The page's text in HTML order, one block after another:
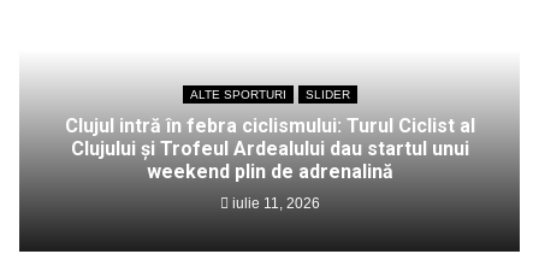
ALTE SPORTURI SLIDER
Clujul intră în febra ciclismului: Turul Ciclist al
Clujului și Trofeul Ardealului dau startul unui
weekend plin de adrenalină
iulie 11, 2026